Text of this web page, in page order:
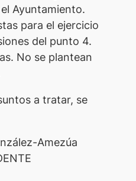
Ayuntamiento.
para el ejercicio
del punto 4.
No se plantean
a tratar, se
Amezúa